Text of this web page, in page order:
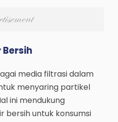
Bersih
media filtrasi dalam
menyaring partikel
ini mendukung
bersih untuk konsumsi